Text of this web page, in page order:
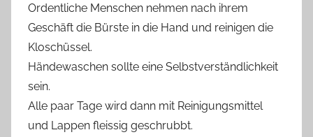
Ordentliche Menschen nehmen nach ihrem
Geschäft die Bürste in die Hand und reinigen die
Kloschüssel.
Händewaschen sollte eine Selbstverständlichkeit
sein.
Alle paar Tage wird dann mit Reinigungsmittel
und Lappen fleissig geschrubbt.